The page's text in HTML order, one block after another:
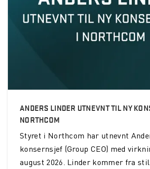
Vestfold Interkommunale Brannvesen IKS
PDX - Instantly connect from anywhere
Korona-tiltak
Årets Räckvidd er ute
ANDERS LINDER UTNEVNT TIL NY
NORTHCOM
Styret i Northcom har utnevnt
konsernsjef (Group CEO) med
august 2026. Linder kommer fra